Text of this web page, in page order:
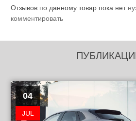
Отзывов по данному товар пока нет
комментировать
04
JUL